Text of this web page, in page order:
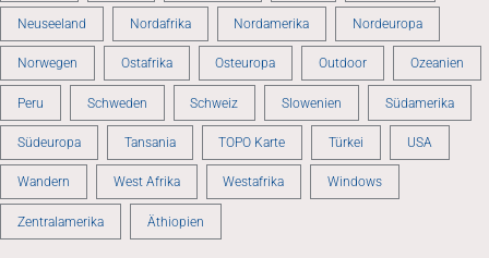
Neuseeland Nordafrika Nordamerika Nordeuropa
Norwegen Ostafrika Osteuropa Outdoor Ozeanien
Peru Schweden Schweiz Slowenien Südamerika
Südeuropa Tansania TOPO Karte Türkei USA
Wandern West Afrika Westafrika Windows
Zentralamerika Äthiopien